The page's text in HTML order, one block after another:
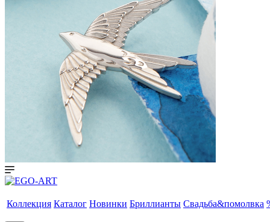
Коллекция Каталог Новинки Бриллианты Свадьба&помолвка